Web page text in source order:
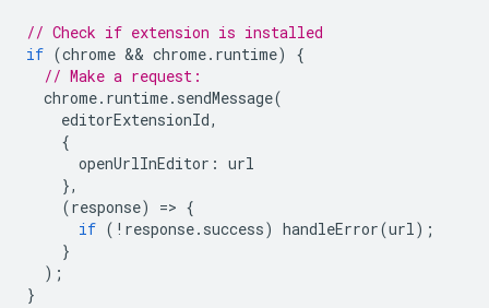
// Check if extension is installed
if (chrome && chrome. runtime)
{
// Make a request:
chrome. runtime. sendMessage(
editorExtensionId,
{
openUrlInEditor : url
},
(response) => {
if ( ! response. success) handleError(url);
}
);
}